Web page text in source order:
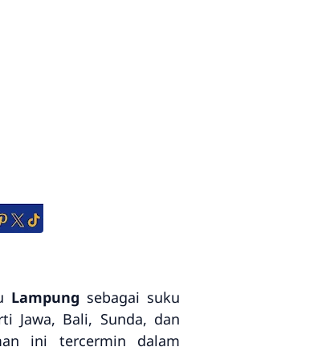
Lampung sebagai suku
Jawa, Bali, Sunda, dan
ini tercermin dalam